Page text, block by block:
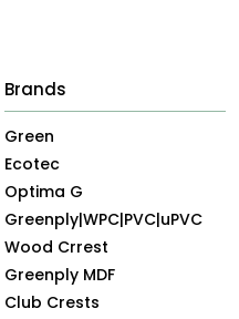
Brands
Green
Ecotec
Optima G
Greenply|WPC|PVC|uPVC
Wood Crrest
Greenply MDF
Club Crests